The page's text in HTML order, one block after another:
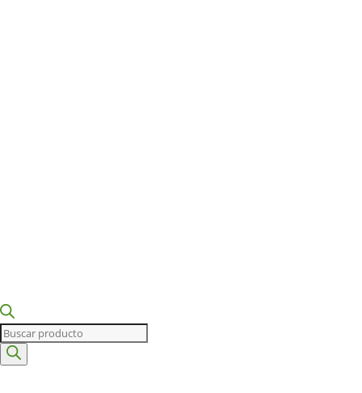
Búsqueda
de
productos